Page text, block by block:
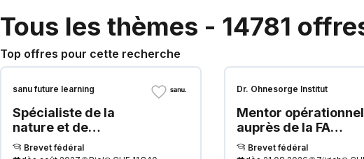
Tous les thèmes - 14781
Top offres pour cette recherche
sanu future learning
Spécialiste de la
nature et de
l'environnement —
Brevet fédéral
Dr. Ohnesorge Institut
Mentor opérationnel
auprès de la FA
fédérale
Brevet fédéral